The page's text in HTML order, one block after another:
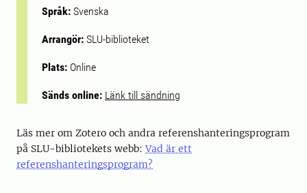
Språk: Svenska
Arrangör: SLU-biblioteket
Plats: Online
Sänds online: Länk till sändning
Läs mer om Zotero och andra referenshanteringsprogram
på SLU-bibliotekets webb:Vad är ett
referenshanteringsprogram?